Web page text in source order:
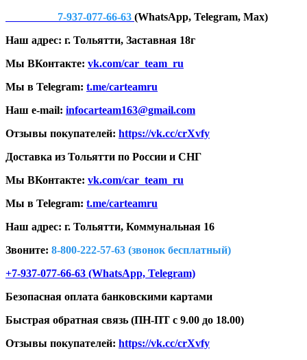
7-937-077-66-63 (WhatsApp, Telegram, Max)
Наш адрес: г. Тольятти, Заставная 18г
Мы ВКонтакте: vk.com/car_team_ru
Мы в Telegram: t.me/carteamru
Наш e-mail: infocarteam163@gmail.com
Отзывы покупателей: https://vk.cc/crXvfy
Доставка из Тольятти по России и СНГ
Мы ВКонтакте: vk.com/car_team_ru
Мы в Telegram: t.me/carteamru
Наш адрес: г. Тольятти, Коммунальная 16
Звоните: 8-800-222-57-63 (звонок бесплатный)
+7-937-077-66-63 (WhatsApp, Telegram)
Безопасная оплата банковскими картами
Быстрая обратная связь (ПН-ПТ с 9.00 до 18.00)
Отзывы покупателей: https://vk.cc/crXvfy